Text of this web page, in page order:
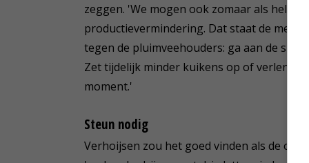
zeggen. 'We mogen ook zomaar als hele
productievermindering. Dat staat de
tegen de pluimveehouders: ga aan de
Zet tijdelijk minder kuikens op of verleng
moment.'
Steun nodig
Verhoijsen zou het goed vinden als de